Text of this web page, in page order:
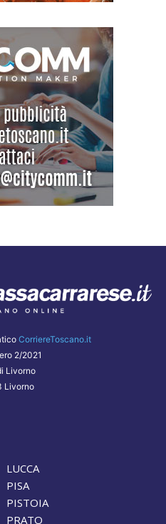
CorriereToscano.it
2/2021
Livorno
Livorno
LUCCA
PISA
PISTOIA
PRATO